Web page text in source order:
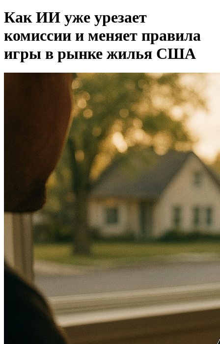
Как ИИ уже урезает
комиссии и меняет правила
игры в рынке жилья США